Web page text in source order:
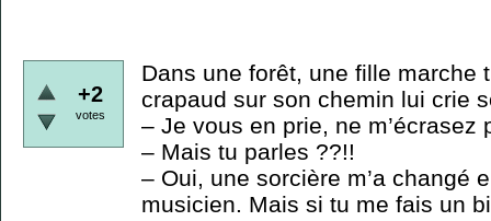
+2
votes
Dans une forêt, une fille marche
crapaud sur son chemin lui crie
– Je vous en prie, ne m’écrasez
– Mais tu parles ??!!
– Oui, une sorcière m’a changé
musicien. Mais si tu me fais un